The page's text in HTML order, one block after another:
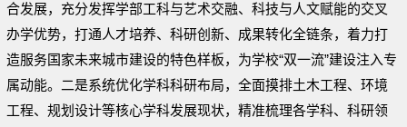
合发展，充分发挥学部工科与艺术交融、科技与人文赋能的交叉
办学优势，打通人才培养、科研创新、成果转化全链条，着力打
造服务国家未来城市建设的特色样板，为学校“双一流”建设注入专
属动能。二是系统优化学科科研布局，全面摸排土木工程、环境
工程、规划设计等核心学科发展现状，精准梳理各学科、科研领